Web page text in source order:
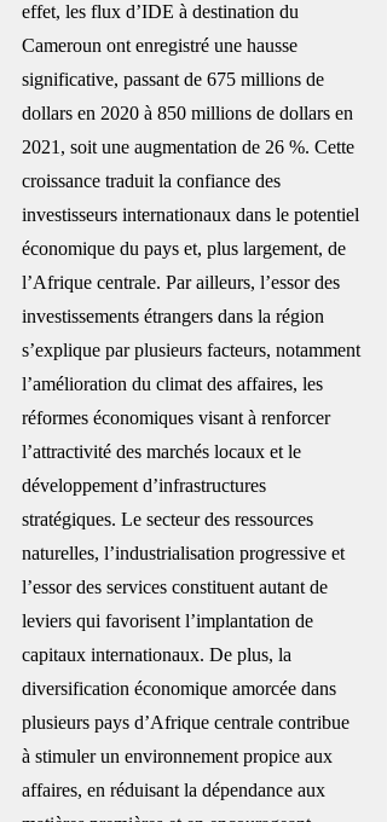
effet, les flux d’IDE à destination du
Cameroun ont enregistré une hausse
significative, passant de 675 millions de
dollars en 2020 à 850 millions de dollars en
2021, soit une augmentation de 26 %. Cette
croissance traduit la confiance des
investisseurs internationaux dans le potentiel
économique du pays et, plus largement, de
l’Afrique centrale. Par ailleurs, l’essor des
investissements étrangers dans la région
s’explique par plusieurs facteurs, notamment
l’amélioration du climat des affaires, les
réformes économiques visant à renforcer
l’attractivité des marchés locaux et le
développement d’infrastructures
stratégiques. Le secteur des ressources
naturelles, l’industrialisation progressive et
l’essor des services constituent autant de
leviers qui favorisent l’implantation de
capitaux internationaux. De plus, la
diversification économique amorcée dans
plusieurs pays d’Afrique centrale contribue
à stimuler un environnement propice aux
affaires, en réduisant la dépendance aux